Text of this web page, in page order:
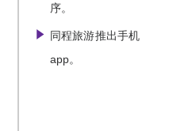
序。
同程旅游推出手机
app。